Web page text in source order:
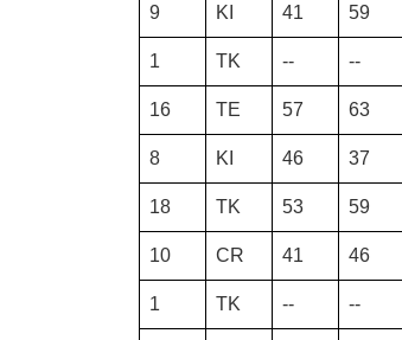
9 KI 41 59
1 TK -- --
16 TE 57 63
8 KI 46 37
18 TK 53 59
10 CR 41 46
1 TK -- --